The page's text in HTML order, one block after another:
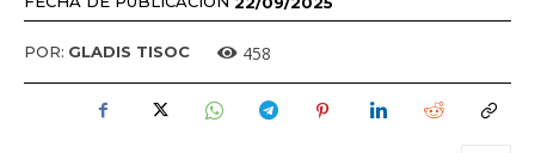
POR: GLADIS TISOC 458